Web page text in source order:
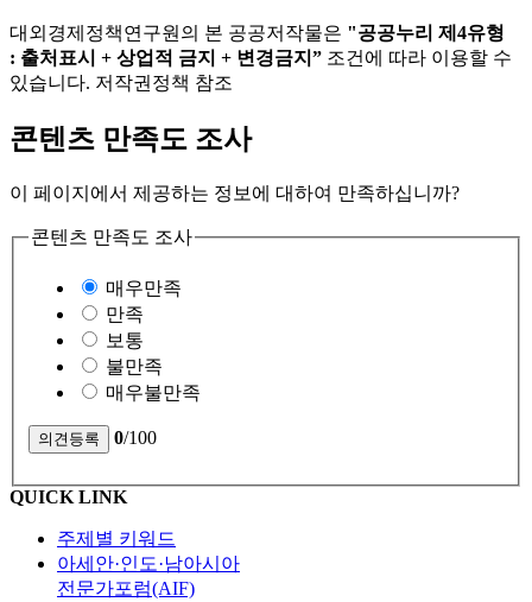
대외경제정책연구원의 본 공공저작물은 "공공누리 제4유형
: 출처표시 + 상업적 금지 + 변경금지” 조건에 따라 이용할 수
있습니다. 저작권정책 참조
콘텐츠 만족도 조사
이 페이지에서 제공하는 정보에 대하여 만족하십니까?
콘텐츠 만족도 조사
매우만족
만족
보통
불만족
매우불만족
0/100
QUICK LINK
주제별 키워드
아세안·인도·남아시아
전문가포럼(AIF)